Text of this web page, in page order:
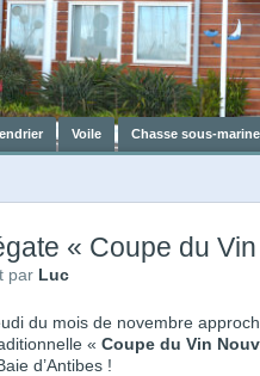
Voile Chasse sous-marine
« Coupe du
par Luc
du mois de novembre
« Coupe du Vin
d’Antibes !